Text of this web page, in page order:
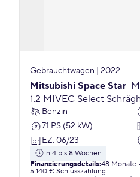
Gebrauchtwagen | 2022
Mitsubishi Space Star
1.2 MIVEC Select
Benzin
71 PS (52 kW)
EZ: 06/23
in 4 bis 8 Wochen
Finanzierungsdetails:48 Monate
5.140 € Schlusszahlung